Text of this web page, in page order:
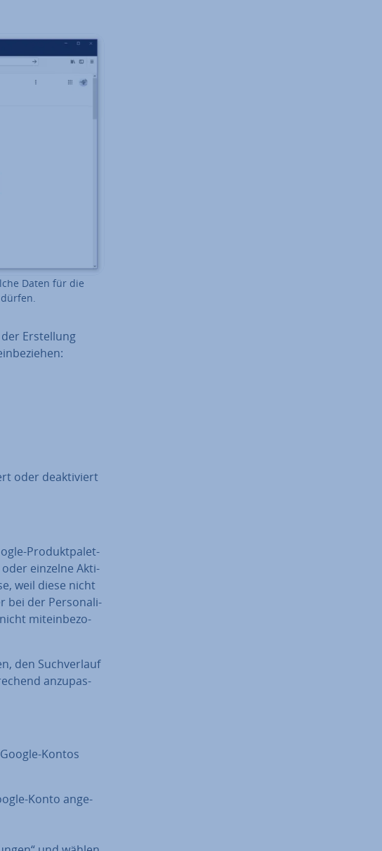
Daten für die
Er­stel­lung
oder de­ak­ti­viert
Pro­dukt­pa­let­
einzelne Ak­ti­
weil diese nicht
bei der Per­so­na­li­
mit­ein­be­zo­
den Such­ver­lauf
an­zu­pas­
Kontos
Konto an­ge­